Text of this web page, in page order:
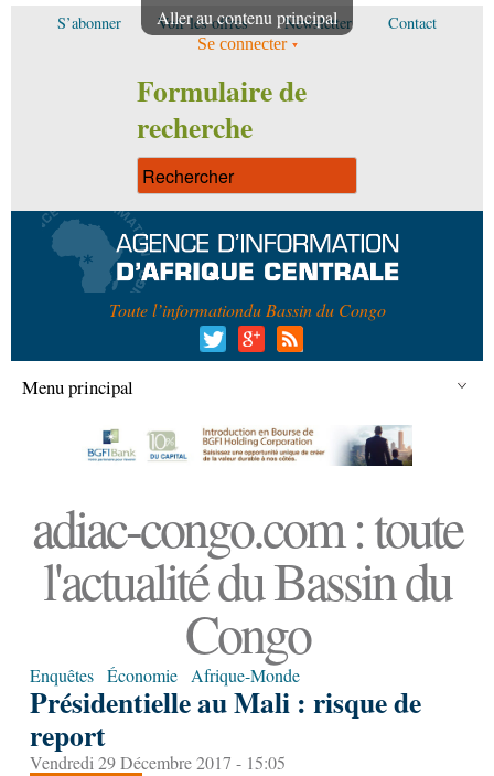
Aller au contenu principal
S’abonner Voir les offres Newsletter Contact
Se connecter
Formulaire de
recherche
Toute l’informationdu Bassin du Congo
Menu principal
adiac-congo.com : toute
l'actualité du Bassin du
Congo
Enquêtes Économie Afrique-Monde
Présidentielle au Mali : risque de
report
Vendredi 29 Décembre 2017 - 15:05